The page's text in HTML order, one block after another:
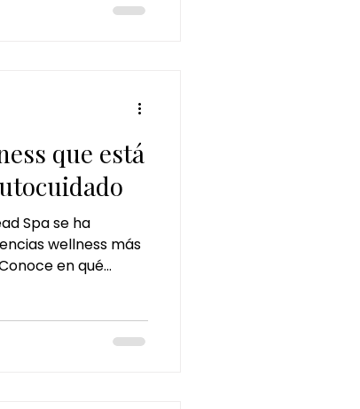
mantener un
que está
Spa se ha
wellness más
en qué
tu cabello y tu